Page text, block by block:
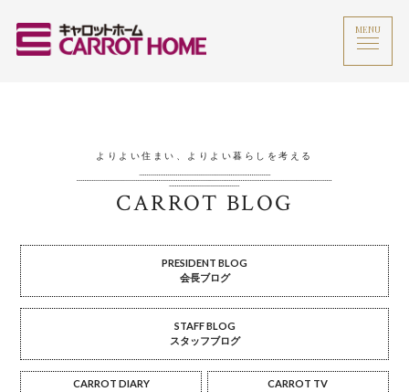
MENU
よりよい住まい、よりよい暮らしを考える
CARROT BLOG
PRESIDENT BLOG
会長ブログ
STAFF BLOG
スタッフブログ
CARROT DIARY CARROT TV